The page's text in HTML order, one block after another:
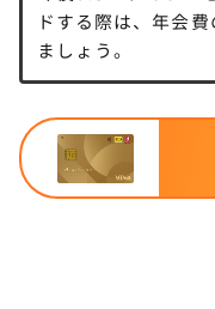
ドする際は、年会
ましょう。